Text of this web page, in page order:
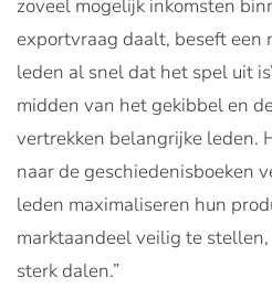
zoveel mogelijk inkomsten
exportvraag daalt, beseft een
leden al snel dat het spel uit
midden van het gekibbel en
vertrekken belangrijke leden.
naar de geschiedenisboeken
leden maximaliseren hun
marktaandeel veilig te
sterk dalen.”